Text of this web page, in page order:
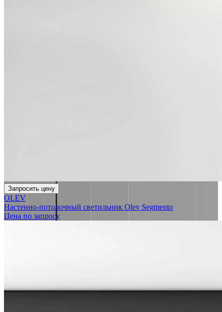
Запросить цену
OLEV
Настенно-потолочный светильник Olev Segmento
Цена по запросу